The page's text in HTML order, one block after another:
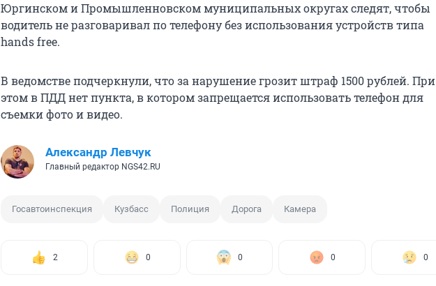
Юргинском и Промышленновском муниципальных округах следят, чтобы
водитель не разговаривал по телефону без использования устройств типа
hands free.
В ведомстве подчеркнули, что за нарушение грозит штраф 1500 рублей. При
этом в ПДД нет пункта, в котором запрещается использовать телефон для
съемки фото и видео.
Александр Левчук
Главный редактор NGS42.RU
Госавтоинспекция Кузбасс Полиция Дорога Камера
2 0 0 0 0